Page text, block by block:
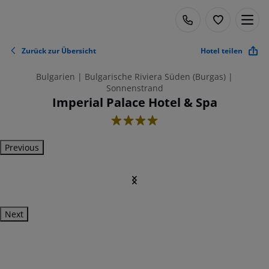
Zurück zur Übersicht Hotel teilen
Bulgarien | Bulgarische Riviera Süden (Burgas) |
Sonnenstrand
Imperial Palace Hotel & Spa
4
Previous
Next